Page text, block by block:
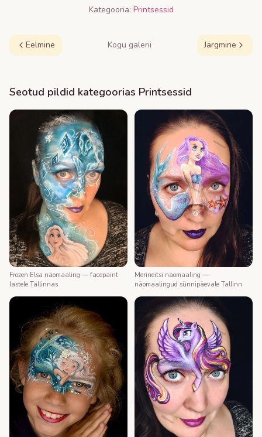
Kategooria: Printsessid
Eelmine Kogu galerii Järgmine
Seotud pildid kategoorias Printsessid
Frozen Elsa näomaaling — facepaint
lastele Tallinnas
Merineitsi näomaaling —
näomaalingud sünnipäevale Tallinn